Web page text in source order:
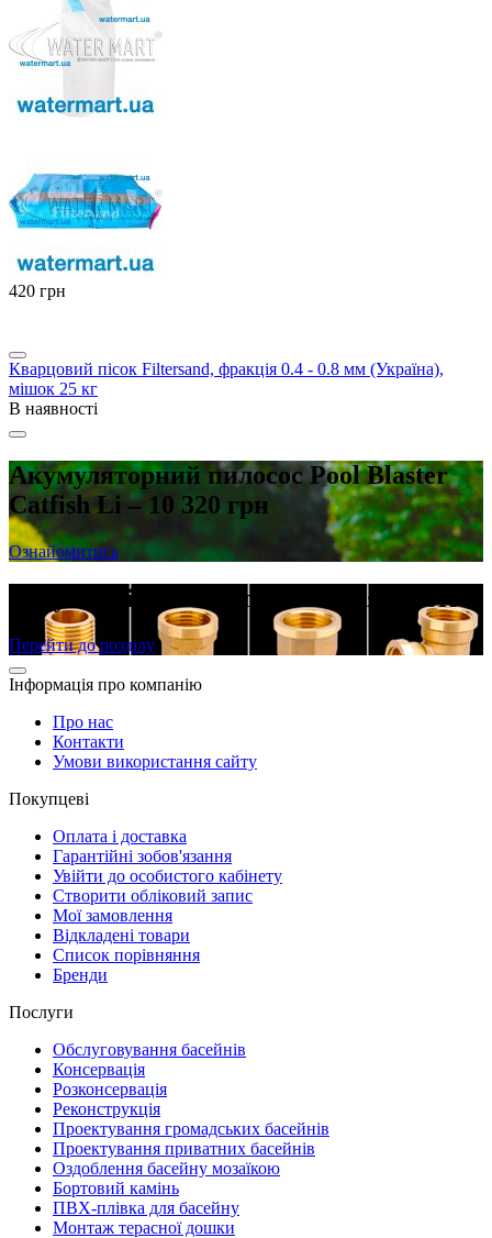
‍420‍ грн
Кварцовий пісок Filtersand, фракція 0.4 - 0.8 мм (Україна),
мішок 25 кг
В наявності
Акумуляторний пилосос Pool Blaster
Catfish Li – 10 320 грн
Ознайомитись
Латунні різьбові фітинги в наявності
Перейти до розділу
Інформація про компанію
Про нас
Контакти
Умови використання сайту
Покупцеві
Оплата і доставка
Гарантійні зобов'язання
Увійти до особистого кабінету
Створити обліковий запис
Мої замовлення
Відкладені товари
Список порівняння
Бренди
Послуги
Обслуговування басейнів
Консервація
Розконсервація
Реконструкція
Проектування громадських басейнів
Проектування приватних басейнів
Оздоблення басейну мозаїкою
Бортовий камінь
ПВХ-плівка для басейну
Монтаж терасної дошки